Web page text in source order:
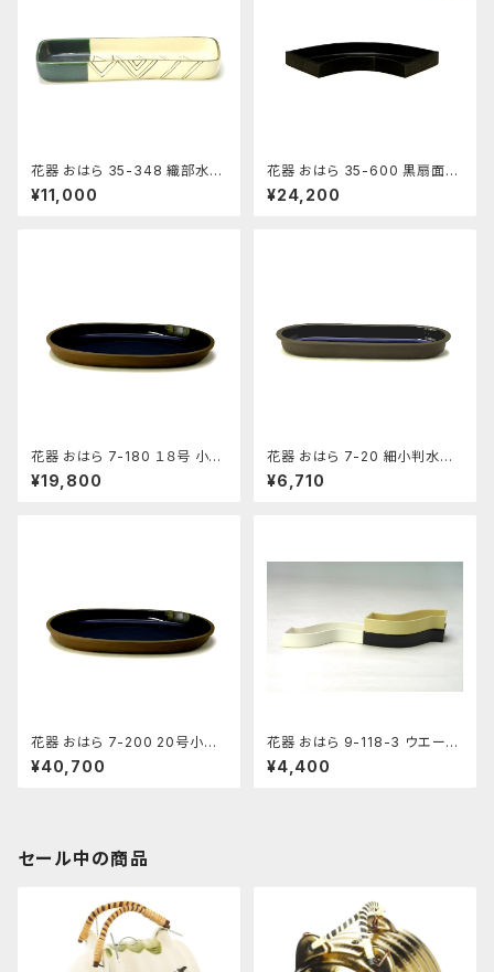
花器 おはら 35-348 織部水盤
花瓶 フラワーベース 水盤
¥11,000
花器 おはら 35-600 黒扇面水
盤 花瓶 フラワーベース 水盤
¥24,200
花器 おはら 7-180 １８号 小判
水盤 花瓶 フラワーベース 水盤
¥19,800
花器 おはら 7-20 細小判水盤
（流円） 花瓶 フラワーベース 水
盤
¥6,710
花器 おはら 7-200 20号小判
水盤 花瓶 フラワーベース 水盤
¥40,700
花器 おはら 9-118-3 ウエーブ
小黒ツヤ 花瓶 フラワーベース
水盤
¥4,400
セール中の商品